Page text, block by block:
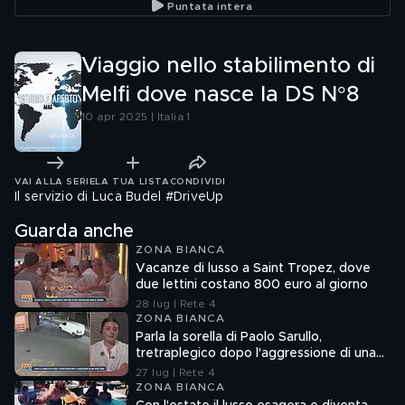
Puntata intera
Viaggio nello stabilimento di
Melfi dove nasce la DS N°8
10 apr 2025 | Italia 1
VAI ALLA SERIE LA TUA LISTA CONDIVIDI
Il servizio di Luca Budel #DriveUp
Guarda anche
ZONA BIANCA
Vacanze di lusso a Saint Tropez, dove
due lettini costano 800 euro al giorno
28 lug | Rete 4
ZONA BIANCA
Parla la sorella di Paolo Sarullo,
tretraplegico dopo l'aggressione di una
baby gang
27 lug | Rete 4
ZONA BIANCA